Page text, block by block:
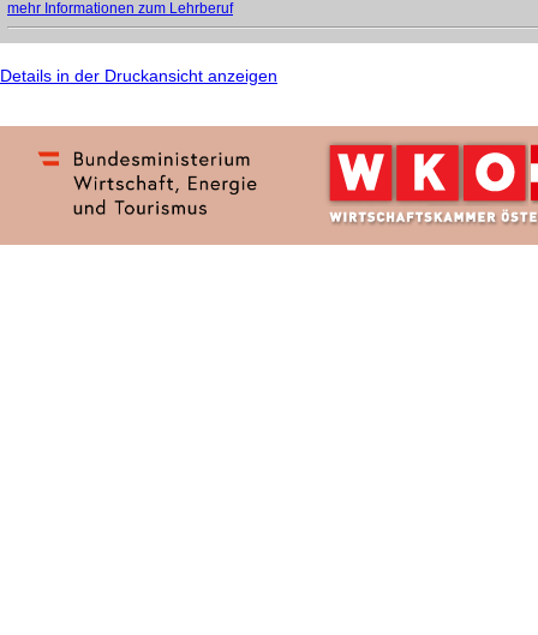
mehr Informationen zum Lehrberuf
Details in der Druckansicht anzeigen